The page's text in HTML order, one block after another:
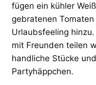
fügen ein kühler
gebratenen
Urlaubsfeeling
mit Freunden teilen
handliche Stücke
Partyhäppchen.